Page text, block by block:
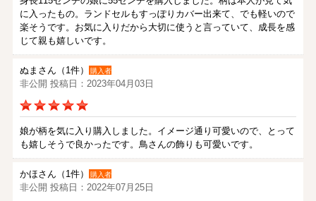
に入ったもの。ランドセルもすっぽりカバー出来て、でも軽いので
楽そうです。お気に入りだから大切に使うと言っていて、成長を感
じて親も嬉しいです。
ぬまさん（1件） 購入者
非公開 投稿日：2023年04月03日
娘が柄を気に入り購入しました。イメージ通り可愛いので、とって
も嬉しそうで良かったです。鳥さんの飾りも可愛いです。
かほさん（1件） 購入者
非公開 投稿日：2022年07月25日